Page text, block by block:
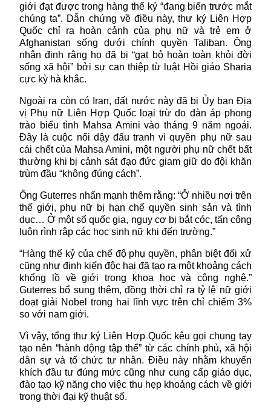
giới đạt được trong hàng thế kỷ “đang biến trước mắt
chúng ta”. Dẫn chứng về điều này, thư ký Liên Hợp
Quốc chỉ ra hoàn cảnh của phụ nữ và trẻ em ở
Afghanistan sống dưới chính quyền Taliban. Ông
nhận định rằng họ đã bị “gạt bỏ hoàn toàn khỏi đời
sống xã hội” bởi sự can thiệp từ luật Hồi giáo Sharia
cực kỳ hà khắc.
Ngoài ra còn có Iran, đất nước này đã bị Ủy ban Địa
vị Phụ nữ Liên Hợp Quốc loại trừ do đàn áp phong
trào biểu tình Mahsa Amini vào tháng 9 năm ngoái.
Đây là cuộc nổi dậy đấu tranh vì quyền phụ nữ sau
cái chết của Mahsa Amini, một người phụ nữ chết bất
thường khi bị cảnh sát đạo đức giam giữ do đội khăn
trùm đầu “không đúng cách”.
Ông Guterres nhấn mạnh thêm rằng: “Ở nhiều nơi trên
thế giới, phụ nữ bị hạn chế quyền sinh sản và tình
dục… Ở một số quốc gia, nguy cơ bị bắt cóc, tấn công
luôn rình rập các học sinh nữ khi đến trường.”
“Hàng thế kỷ của chế độ phụ quyền, phân biệt đối xử
cũng như định kiến độc hại đã tạo ra một khoảng cách
khổng lồ về giới trong khoa học và công nghệ.”
Guterres bổ sung thêm, đồng thời chỉ ra tỷ lệ nữ giới
đoạt giải Nobel trong hai lĩnh vực trên chỉ chiếm 3%
so với nam giới.
Vì vậy, tổng thư ký Liên Hợp Quốckêu gọi chung tay
tạo nên “hành động tập thể” từ các chính phủ, xã hội
dân sự và tổ chức tư nhân. Điều này nhằm khuyến
khích đầu tư đúng mức cũng như cung cấp giáo dục,
đào tạo kỹ năng cho việc thu hẹp khoảng cách về giới
trong thời đại kỹ thuật số.